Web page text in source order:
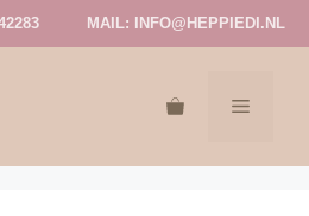
MAIL: INFO@HEPPIEDI.NL
MENU